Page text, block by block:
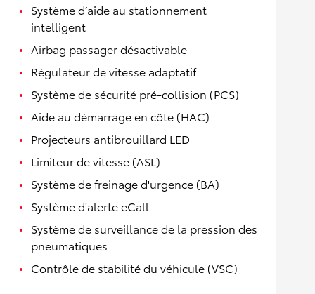
Système d’aide au stationnement
intelligent
Airbag passager désactivable
Régulateur de vitesse adaptatif
Système de sécurité pré-collision (PCS)
Aide au démarrage en côte (HAC)
Projecteurs antibrouillard LED
Limiteur de vitesse (ASL)
Système de freinage d'urgence (BA)
Système d'alerte eCall
Système de surveillance de la pression des
pneumatiques
Contrôle de stabilité du véhicule (VSC)